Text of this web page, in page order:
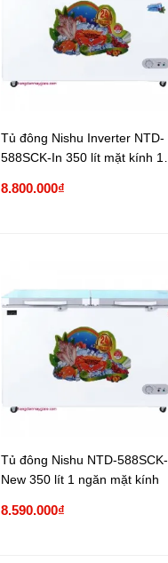
Tủ đông Nishu Inverter NTD-
588SCK-In 350 lít mặt kính 1
8.800.000₫
Tủ đông Nishu NTD-588SCK-
New 350 lít 1 ngăn mặt kính
8.590.000₫